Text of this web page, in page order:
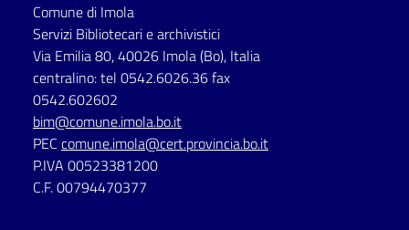
Comune di Imola
Servizi Bibliotecari e archivistici
Via Emilia 80, 40026 Imola (Bo), Italia
centralino: tel 0542.6026.36 fax
0542.602602
bim@comune.imola.bo.it
PEC comune.imola@cert.provincia.bo.it
P.IVA 00523381200
C.F. 00794470377